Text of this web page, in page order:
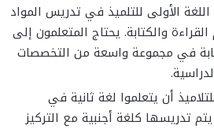
اللغة الأولى للتلميذ في تدريس المواد
القراءة والكتابة. يحتاج المتعلمون إلى
في مجموعة واسعة من التخصصات
كان للتلاميذ أن يتعلموا لغة ثانية في
يتم تدريسها كلغة أجنبية مع التركيز